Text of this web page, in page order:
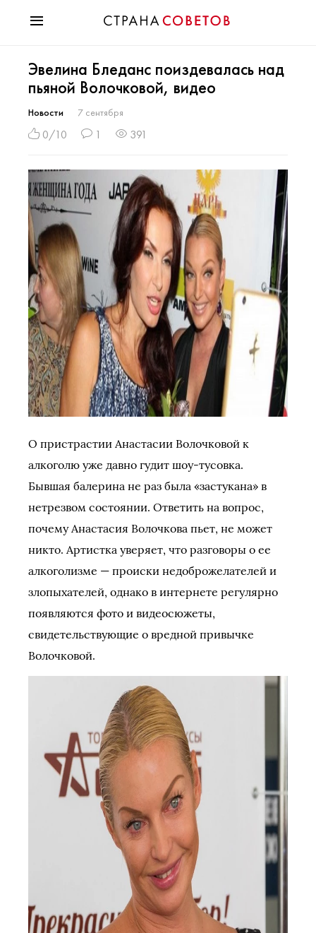
Мода
Звезды
Гороскопы
Здоровье
Хобби
Разное
Праздники
Эвелина Бледанс поиздевалась над
пьяной Волочковой, видео
Новости 7 сентября
0/10 1 391
О пристрастии Анастасии Волочковой к
алкоголю уже давно гудит шоу-тусовка.
Бывшая балерина не раз была «застукана» в
нетрезвом состоянии. Ответить на вопрос,
почему Анастасия Волочкова пьет, не может
никто. Артистка уверяет, что разговоры о ее
алкоголизме — происки недоброжелателей и
злопыхателей, однако в интернете регулярно
появляются фото и видеосюжеты,
свидетельствующие о вредной привычке
Волочковой.